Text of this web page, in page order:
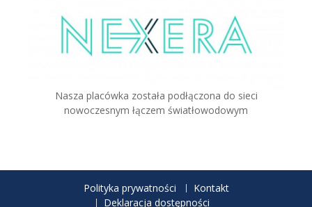
Nasza placówka została podłączona do sieci
nowoczesnym łączem światłowodowym
Polityka prywatności
Kontakt
Deklaracja dostępności